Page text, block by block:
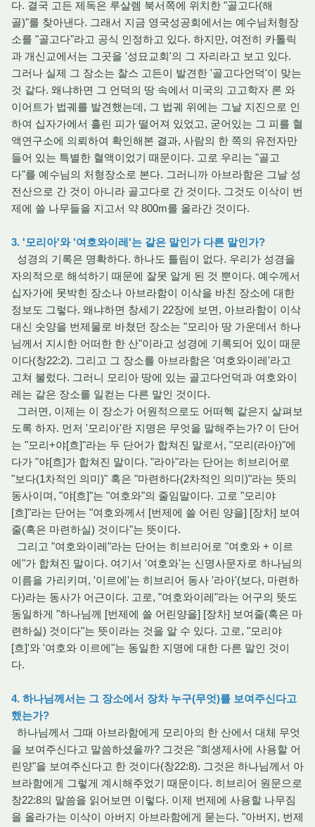
다. 결국 고든 제독은 루살렘 북서쪽에 위치한 "골고다(해
골)"를 찾아낸다. 그래서 지금 영국성공회에서는 예수님처형장
소를 "골고다"라고 공식 인정하고 있다. 하지만, 여전히 카톨릭
과 개신교에서는 그곳을 '성묘교회'의 그 자리라고 보고 있다.
그러나 실제 그 장소는 찰스 고든이 발견한 '골고다언덕'이 맞는
것 같다. 왜냐하면 그 언덕의 땅 속에서 미국의 고고학자 론 와
이어트가 법궤를 발견했는데, 그 법궤 위에는 그날 지진으로 인
하여 십자가에서 흘린 피가 떨어져 있었고, 굳어있는 그 피를 혈
액연구소에 의뢰하여 확인해본 결과, 사람의 한 쪽의 유전자만
들어 있는 특별한 혈액이었기 때문이다. 고로 우리는 "골고
다"를 예수님의 처형장소로 본다. 그러니까 아브라함은 그날 성
전산으로 간 것이 아니라 골고다로 간 것이다. 그것도 이삭이 번
제에 쓸 나무들을 지고서 약 800m를 올라간 것이다.
3. '모리아'와 '여호와이레'는 같은 말인가 다른 말인가?
성경의 기록은 명확하다. 하나도 틀림이 없다. 우리가 성경을
자의적으로 해석하기 때문에 잘못 알게 된 것 뿐이다. 예수께서
십자가에 못박힌 장소나 아브라함이 이삭을 바친 장소에 대한
정보도 그렇다. 왜냐하면 창세기 22장에 보면, 아브라함이 이삭
대신 숫양을 번제물로 바쳤던 장소는 "모리아 땅 가운데서 하나
님께서 지시한 어떠한 한 산"이라고 성경에 기록되어 있이 때문
이다(창22:2). 그리고 그 장소를 아브라함은 '여호와이레'라고
고쳐 불렀다. 그러니 모리아 땅에 있는 골고다언덕과 여호와이
레는 같은 장소를 일컫는 다른 말인 것이다.
그러면, 이제는 이 장소가 어원적으로도 어떠헥 같은지 살펴보
도록 하자. 먼저 '모리아'란 지명은 무엇을 말해주는가? 이 단어
는 "모리+야[흐]"라는 두 단어가 합쳐진 말로서, "모리(라아)"에
다가 "야[흐]가 합쳐진 말이다. "라아"라는 단어는 히브리어로
"보다(1차적인 의미)" 혹은 "마련하다(2차적인 의미)"라는 뜻의
동사이며, "야[흐]"는 "여호와"의 줄임말이다. 고로 "모리야
[흐]"라는 단어는 "여호와께서 [번제에 쓸 어린 양을] [장차] 보여
줄(혹은 마련하실) 것이다"는 뜻이다.
그리고 "여호와이레"라는 단어는 히브리어로 "여호와 + 이르
에"가 합쳐진 말이다. 여기서 '여호와'는 신명사문자로 하나님의
이름을 가리키며, '이르에'는 히브리어 동사 '라아'(보다, 마련하
다)라는 동사가 어근이다. 고로, "여호와이레"라는 어구의 뜻도
동일하게 "하나님께 [번제에 쓸 어린양을] [장차] 보여줄(혹은 마
련하실) 것이다"는 뜻이라는 것을 알 수 있다. 고로, "모리야
[흐]'와 '여호와 이르에"는 동일한 지명에 대한 다른 말인 것이
다.
4. 하나님께서는 그 장소에서 장차 누구(무엇)를 보여주신다고
했는가?
하나님께서 그때 아브라함에게 모리아의 한 산에서 대체 무엇
을 보여주신다고 말씀하셨을까? 그것은 "희생제사에 사용할 어
린양"을 보여주신다고 한 것이다(창22:8). 그것은 하나님께서 아
브라함에게 그렇게 계시해주었기 때문이다. 히브리어 원문으로
창22:8의 말씀을 읽어보면 이렇다. 이제 번제에 사용할 나무짐
을 올라가는 이삭이 아버지 아브라함에게 묻는다. "아버지, 번제